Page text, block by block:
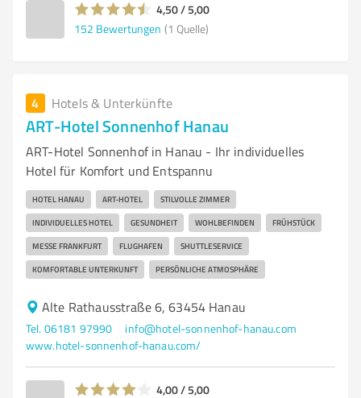
4,50 / 5,00
152 Bewertungen (1 Quelle)
4 Hotels & Unterkünfte
ART-Hotel Sonnenhof Hanau
ART-Hotel Sonnenhof in Hanau - Ihr individuelles
Hotel für Komfort und Entspannu
HOTEL HANAU ART-HOTEL STILVOLLE ZIMMER
INDIVIDUELLES HOTEL GESUNDHEIT WOHLBEFINDEN FRÜHSTÜCK
MESSE FRANKFURT FLUGHAFEN SHUTTLESERVICE
KOMFORTABLE UNTERKUNFT PERSÖNLICHE ATMOSPHÄRE
Alte Rathausstraße 6, 63454 Hanau
Tel. 06181 97990
info@hotel-sonnenhof-hanau.com
www.hotel-sonnenhof-hanau.com/
4,00 / 5,00